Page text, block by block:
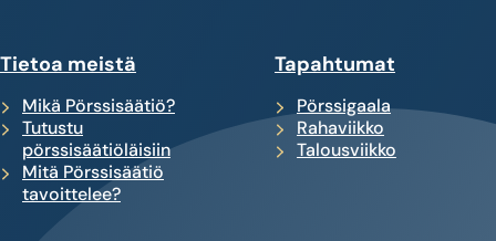
Tietoa meistä
Mikä Pörssisäätiö?
Tutustu
pörssisäätiöläisiin
Mitä Pörssisäätiö
tavoittelee?
Tapahtumat
Pörssigaala
Rahaviikko
Talousviikko